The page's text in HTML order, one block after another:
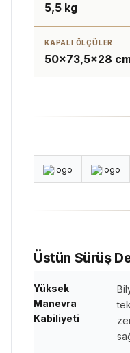
5,5 kg
KAPALI ÖLÇÜLER
50×73,5×28
Üstün Sürüş
Yüksek
Manevra
Kabiliyeti